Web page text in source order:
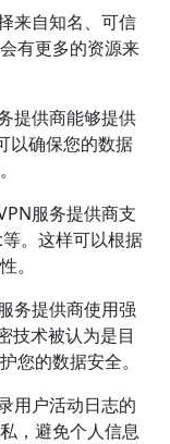
来自知名、可信
有更多的资源来
提供商能够提供
以确保您的数据
服务提供商支
。这样可以根据
。
务提供商使用强
技术被认为是目
您的数据安全。
用户活动日志的
，避免个人信息